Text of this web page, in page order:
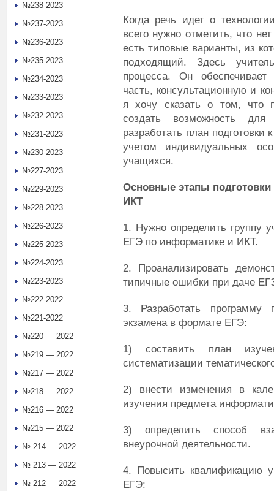
Когда речь идет о
всего нужно отметить, что
есть типовые варианты, из
подходящий. Здесь
процесса. Он обеспечивает
часть, консультационную и
я хочу сказать о том, что
создать возможность
разработать план
учетом индивидуальных
учащихся.
Основные этапы
ИКТ
1. Нужно определить группу
ЕГЭ по информатике и ИКТ.
2. Проанализировать
типичные ошибки при даче
3. Разработать программу
экзамена в формате ЕГЭ:
1) составить план
систематизации
2) внести изменения в
изучения предмета
3) определить способ
внеурочной деятельности.
4. Повысить квалификацию
ЕГЭ:
№238-2023
№237-2023
№236-2023
№235-2023
№234-2023
№233-2023
№232-2023
№231-2023
№230-2023
№227-2023
№229-2023
№228-2023
№226-2023
№225-2023
№224-2023
№223-2023
№222-2022
№221-2022
№220 — 2022
№219 — 2022
№217 — 2022
№218 — 2022
№216 — 2022
№215 — 2022
№ 214 — 2022
№ 213 — 2022
№ 212 — 2022